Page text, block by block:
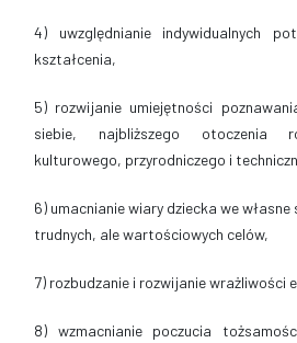
4) uwzględnianie indywidualnych
kształcenia,
5) rozwijanie umiejętności
siebie, najbliższego otoczenia
kulturowego, przyrodniczego i
6) umacnianie wiary dziecka we
trudnych, ale wartościowych celów,
7) rozbudzanie i rozwijanie wrażliwości
8) wzmacnianie poczucia